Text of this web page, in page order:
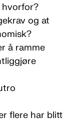
hvorfor?
og at
å ramme
flere har blitt